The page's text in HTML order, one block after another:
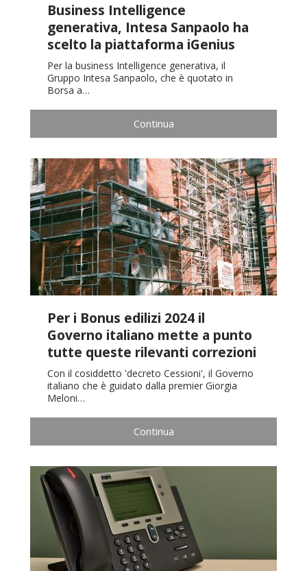
Business Intelligence
generativa, Intesa Sanpaolo ha
scelto la piattaforma iGenius
Per la business Intelligence generativa, il
Gruppo Intesa Sanpaolo, che è quotato in
Borsa a…
Continua
Per i Bonus edilizi 2024 il
Governo italiano mette a punto
tutte queste rilevanti correzioni
Con il cosiddetto 'decreto Cessioni', il Governo
italiano che è guidato dalla premier Giorgia
Meloni…
Continua